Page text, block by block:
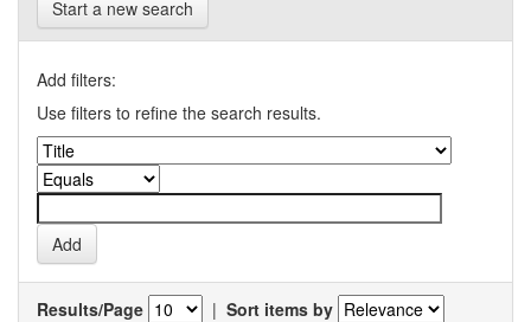
Start a new search
Add filters:
Use filters to refine the search results.
Results/Page | Sort items by